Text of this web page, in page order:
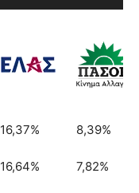
16,37% 8,39%
16,64% 7,82%